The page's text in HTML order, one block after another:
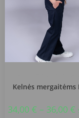
Kelnės mergaitėms
34,00 € – 36,00 €